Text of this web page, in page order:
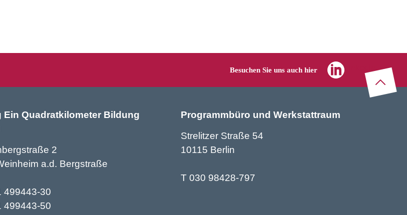
schwieriger Lage durch
Besuchen Sie uns auch hier
Zu
m
Ein Quadratkilometer Bildung
2
a.d. Bergstraße
499443-30
499443-50
Programmbüro und Werkstattraum
Strelitzer Straße 54
10115 Berlin
T 030 98428-797